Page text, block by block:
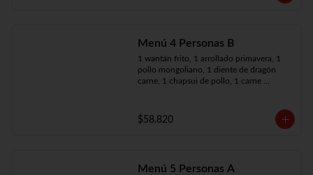
Menú 4 Personas B
1 wantán frito, 1 arrollado primavera, 1
pollo mongoliano, 1 diente de dragón
carne, 1 chapsui de pollo, 1 carne
$58.820
Menú 5 Personas A